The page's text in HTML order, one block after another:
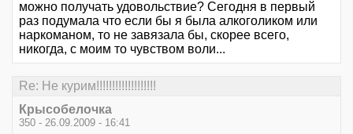
можно получать удовольствие? Сегодня в первый
раз подумала что если бы я была алкоголиком или
наркоманом, то не завязала бы, скорее всего,
никогда, с моим то чувством воли...
Re: Не курим!!!!!!!!!!!!!!!!!!!
Крысобелочка
350 - 26.09.2009 - 16:41